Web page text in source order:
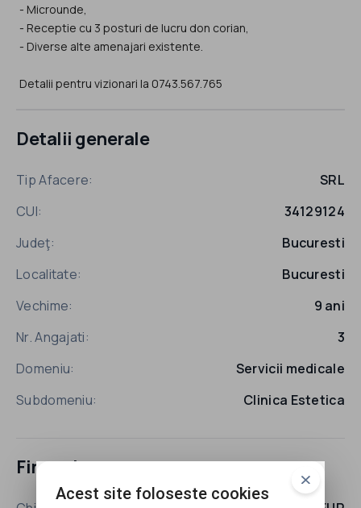
- Microunde,
- Receptie cu 3 posturi de lucru don corian,
- Diverse alte amenajari existente.
Detalii generale
Tip Afacere:
SRL
CUI:
34129124
Judeţ:
Bucuresti
Localitate:
Bucuresti
Vechime:
9 ani
Nr. Angajati:
3
Domeniu:
Servicii medicale
Subdomeniu:
Clinica Estetica
Financiar
Acest site foloseste cookies